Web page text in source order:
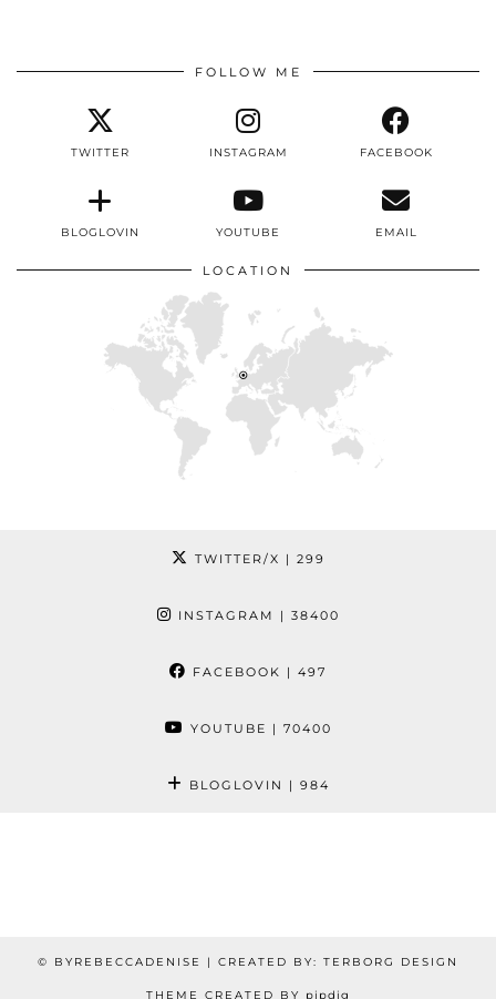
FOLLOW ME
TWITTER INSTAGRAM FACEBOOK
BLOGLOVIN YOUTUBE EMAIL
LOCATION
TWITTER/X | 299
INSTAGRAM | 38400
FACEBOOK | 497
YOUTUBE | 70400
BLOGLOVIN | 984
© BYREBECCADENISE | CREATED BY: TERBORG DESIGN
THEME CREATED BY pipdig